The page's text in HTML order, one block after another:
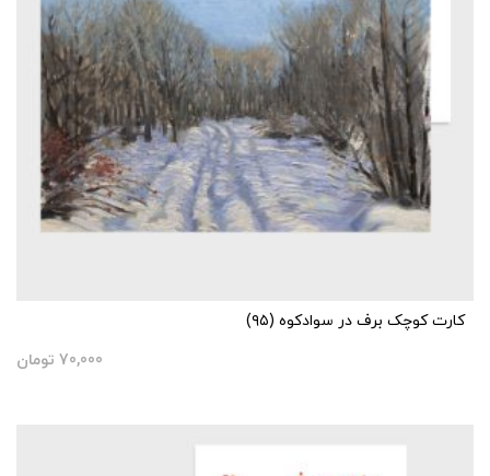
کارت کوچک برف در سوادکوه (۹۵)
70,000 تومان